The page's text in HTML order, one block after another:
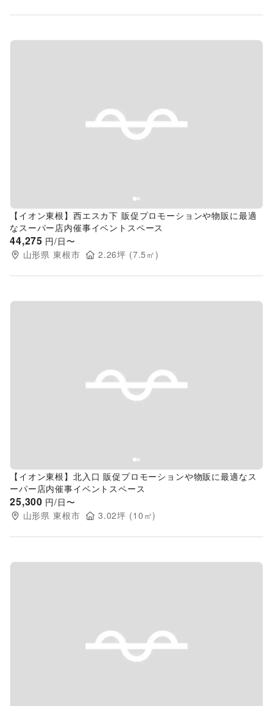
Previous slide
【イオン東根】西エスカ下 販促プロモーションや物販に最適
なスーパー店内催事イベントスペース
44,275 円/日〜
山形県 東根市 2.26坪 (7.5 ㎡)
Previous slide
【イオン東根】北入口 販促プロモーションや物販に最適なス
ーパー店内催事イベントスペース
25,300 円/日〜
山形県 東根市 3.02坪 (10 ㎡)
Previous slide